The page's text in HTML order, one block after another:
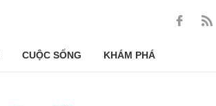
CUỘC SỐNG KHÁM PHÁ